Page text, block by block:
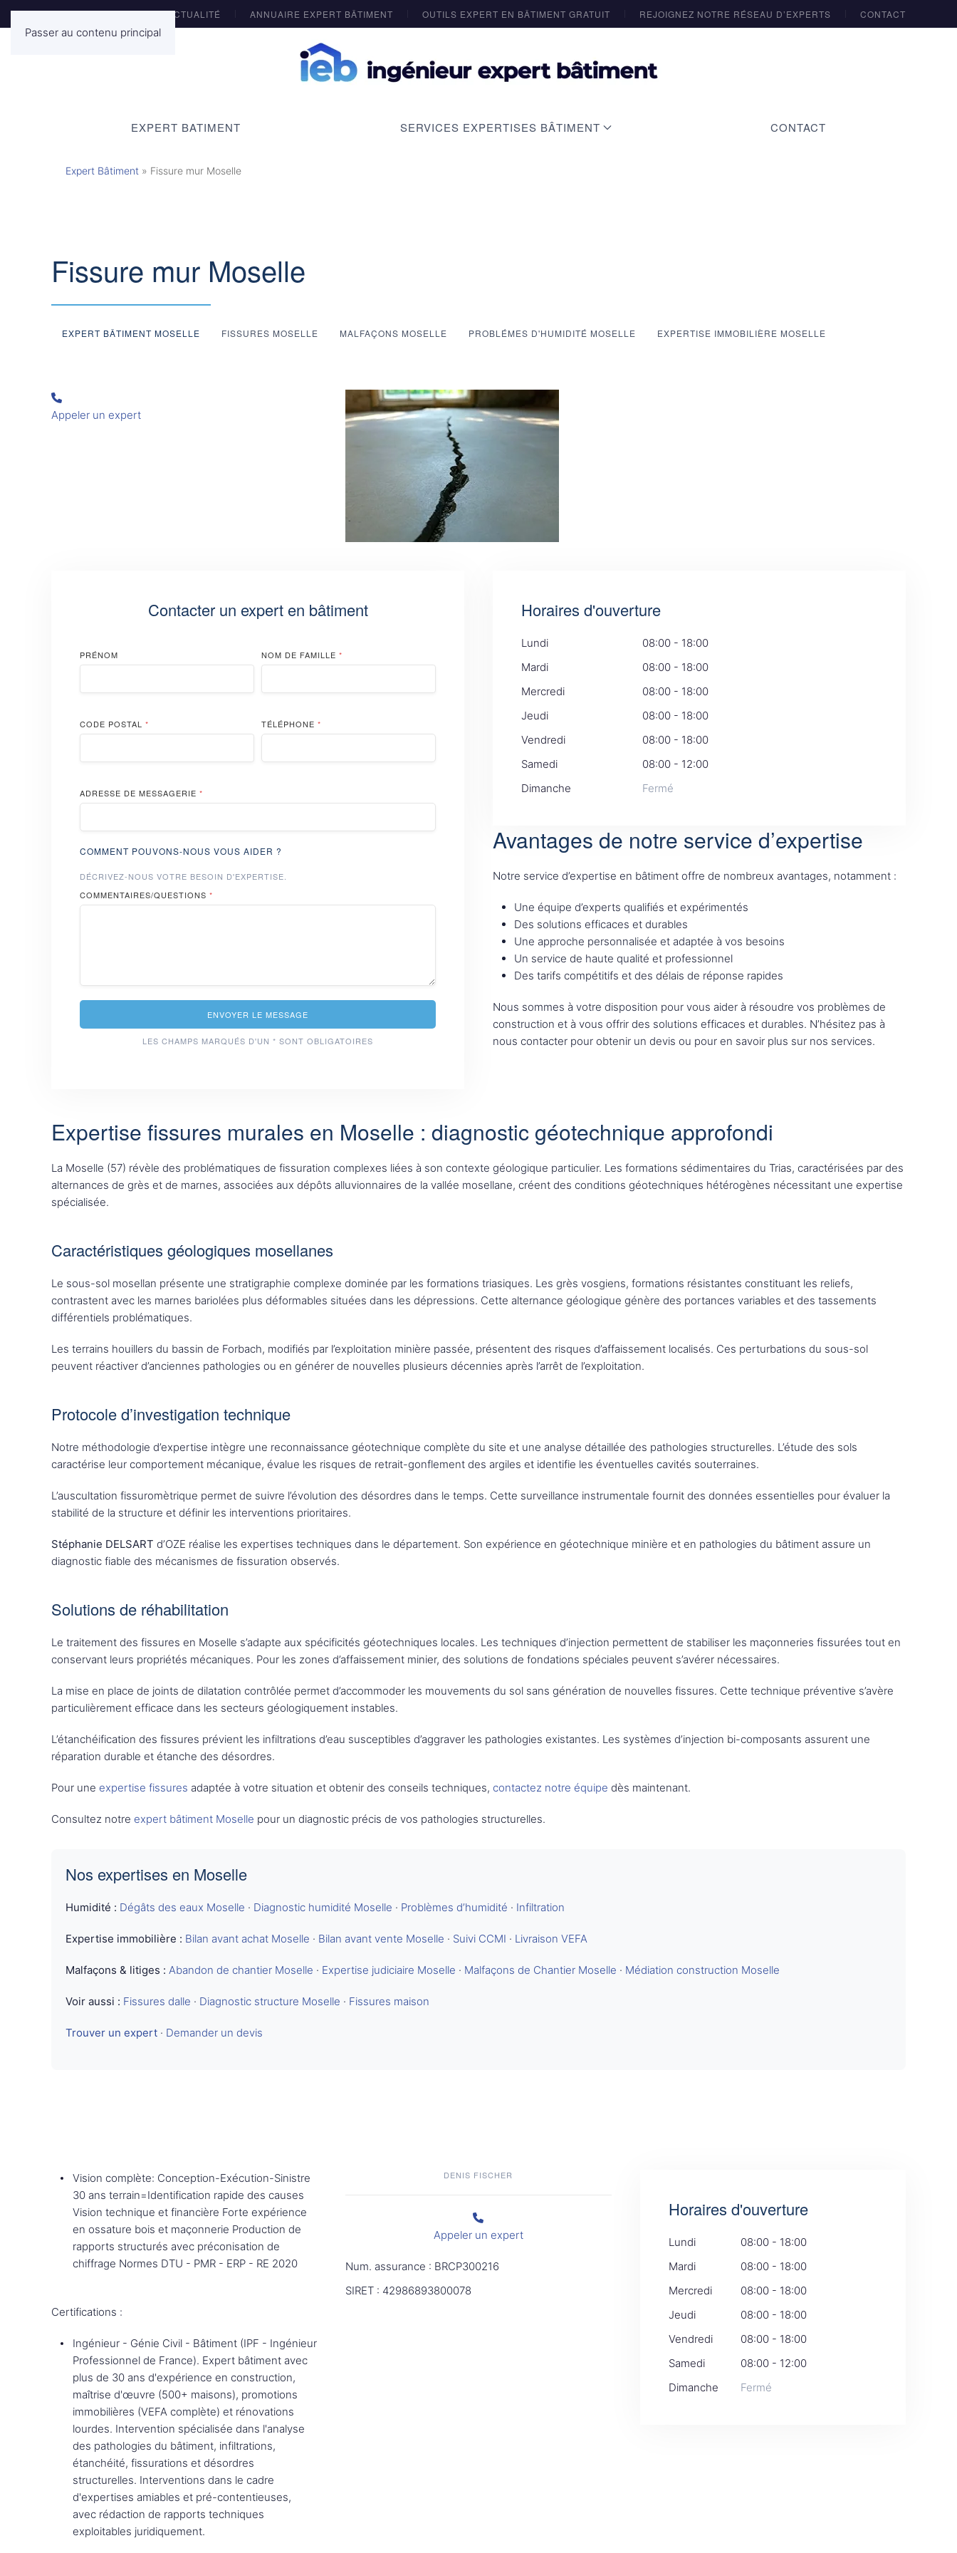
Passer au contenu principal
ACTUALITÉ ANNUAIRE EXPERT BÂTIMENT OUTILS EXPERT EN BÂTIMENT GRATUIT REJOIGNEZ NOTRE RÉSEAU D’EXPERTS CONTACT
EXPERT BATIMENT SERVICES EXPERTISES BÂTIMENT CONTACT
Expert Bâtiment » Fissure mur Moselle
Fissure mur Moselle
EXPERT BÂTIMENT MOSELLE FISSURES MOSELLE MALFAÇONS MOSELLE PROBLÉMES D'HUMIDITÉ MOSELLE EXPERTISE IMMOBILIÈRE MOSELLE
Appeler un expert
Contacter un expert en bâtiment
PRÉNOM NOM DE FAMILLE *
CODE POSTAL * TÉLÉPHONE *
ADRESSE DE MESSAGERIE *
COMMENT POUVONS-NOUS VOUS AIDER ?
DÉCRIVEZ-NOUS VOTRE BESOIN D'EXPERTISE.
COMMENTAIRES/QUESTIONS *
ENVOYER LE MESSAGE
LES CHAMPS MARQUÉS D'UN * SONT OBLIGATOIRES
Horaires d'ouverture
Lundi
08:00 - 18:00
Mardi
08:00 - 18:00
Mercredi
08:00 - 18:00
Jeudi
08:00 - 18:00
Vendredi
08:00 - 18:00
Samedi
08:00 - 12:00
Dimanche
Fermé
Avantages de notre service d’expertise
Notre service d’expertise en bâtiment offre de nombreux avantages, notamment :
Une équipe d’experts qualifiés et expérimentés
Des solutions efficaces et durables
Une approche personnalisée et adaptée à vos besoins
Un service de haute qualité et professionnel
Des tarifs compétitifs et des délais de réponse rapides
Nous sommes à votre disposition pour vous aider à résoudre vos problèmes de
construction et à vous offrir des solutions efficaces et durables. N’hésitez pas à
nous contacter pour obtenir un devis ou pour en savoir plus sur nos services.
Expertise fissures murales en Moselle : diagnostic géotechnique approfondi
La Moselle (57) révèle des problématiques de fissuration complexes liées à son contexte géologique particulier. Les formations sédimentaires du Trias, caractérisées par des
alternances de grès et de marnes, associées aux dépôts alluvionnaires de la vallée mosellane, créent des conditions géotechniques hétérogènes nécessitant une expertise
spécialisée.
Caractéristiques géologiques mosellanes
Le sous-sol mosellan présente une stratigraphie complexe dominée par les formations triasiques. Les grès vosgiens, formations résistantes constituant les reliefs,
contrastent avec les marnes bariolées plus déformables situées dans les dépressions. Cette alternance géologique génère des portances variables et des tassements
différentiels problématiques.
Les terrains houillers du bassin de Forbach, modifiés par l’exploitation minière passée, présentent des risques d’affaissement localisés. Ces perturbations du sous-sol
peuvent réactiver d’anciennes pathologies ou en générer de nouvelles plusieurs décennies après l’arrêt de l’exploitation.
Protocole d’investigation technique
Notre méthodologie d’expertise intègre une reconnaissance géotechnique complète du site et une analyse détaillée des pathologies structurelles. L’étude des sols
caractérise leur comportement mécanique, évalue les risques de retrait-gonflement des argiles et identifie les éventuelles cavités souterraines.
L’auscultation fissuromètrique permet de suivre l’évolution des désordres dans le temps. Cette surveillance instrumentale fournit des données essentielles pour évaluer la
stabilité de la structure et définir les interventions prioritaires.
Stéphanie DELSART d’OZE réalise les expertises techniques dans le département. Son expérience en géotechnique minière et en pathologies du bâtiment assure un
diagnostic fiable des mécanismes de fissuration observés.
Solutions de réhabilitation
Le traitement des fissures en Moselle s’adapte aux spécificités géotechniques locales. Les techniques d’injection permettent de stabiliser les maçonneries fissurées tout en
conservant leurs propriétés mécaniques. Pour les zones d’affaissement minier, des solutions de fondations spéciales peuvent s’avérer nécessaires.
La mise en place de joints de dilatation contrôlée permet d’accommoder les mouvements du sol sans génération de nouvelles fissures. Cette technique préventive s’avère
particulièrement efficace dans les secteurs géologiquement instables.
L’étanchéification des fissures prévient les infiltrations d’eau susceptibles d’aggraver les pathologies existantes. Les systèmes d’injection bi-composants assurent une
réparation durable et étanche des désordres.
Pour une expertise fissures adaptée à votre situation et obtenir des conseils techniques, contactez notre équipe dès maintenant.
Consultez notre expert bâtiment Moselle pour un diagnostic précis de vos pathologies structurelles.
Nos expertises en Moselle
Humidité : Dégâts des eaux Moselle · Diagnostic humidité Moselle · Problèmes d’humidité · Infiltration
Expertise immobilière : Bilan avant achat Moselle · Bilan avant vente Moselle · Suivi CCMI · Livraison VEFA
Malfaçons & litiges : Abandon de chantier Moselle · Expertise judiciaire Moselle · Malfaçons de Chantier Moselle · Médiation construction Moselle
Voir aussi : Fissures dalle · Diagnostic structure Moselle · Fissures maison
Trouver un expert · Demander un devis
Vision complète: Conception-Exécution-Sinistre
30 ans terrain=Identification rapide des causes
Vision technique et financière Forte expérience
en ossature bois et maçonnerie Production de
rapports structurés avec préconisation de
chiffrage Normes DTU - PMR - ERP - RE 2020
Certifications :
Ingénieur - Génie Civil - Bâtiment (IPF - Ingénieur
Professionnel de France). Expert bâtiment avec
plus de 30 ans d'expérience en construction,
maîtrise d'œuvre (500+ maisons), promotions
immobilières (VEFA complète) et rénovations
lourdes. Intervention spécialisée dans l'analyse
des pathologies du bâtiment, infiltrations,
étanchéité, fissurations et désordres
structurelles. Interventions dans le cadre
d'expertises amiables et pré-contentieuses,
avec rédaction de rapports techniques
exploitables juridiquement.
DENIS FISCHER
Appeler un expert
Num. assurance : BRCP300216
SIRET : 42986893800078
Horaires d'ouverture
Lundi
08:00 - 18:00
Mardi
08:00 - 18:00
Mercredi
08:00 - 18:00
Jeudi
08:00 - 18:00
Vendredi
08:00 - 18:00
Samedi
08:00 - 12:00
Dimanche
Fermé